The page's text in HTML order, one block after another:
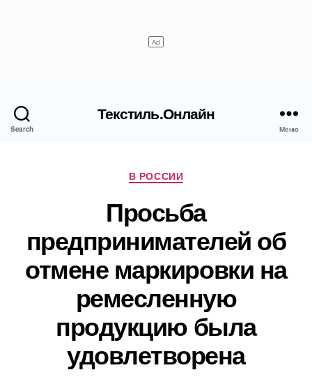
Search
Текстиль.Онлайн
Меню
Рубрики
В РОССИИ
Просьба
предпринимателей об
отмене маркировки на
ремесленную
продукцию была
удовлетворена